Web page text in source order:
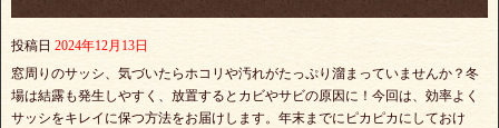
投稿日 2024年12月13日
窓周りのサッシ、気づいたらホコリや汚れがたっぷり溜まっていませんか？冬
場は結露も発生しやすく、放置するとカビやサビの原因に！今回は、効率よく
サッシをキレイに保つ方法をお届けします。年末までにピカピカにしておけ